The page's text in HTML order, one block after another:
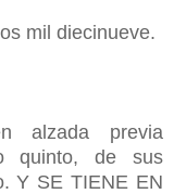
mil diecinueve.
alzada previa
quinto, de sus
Y SE TIENE EN